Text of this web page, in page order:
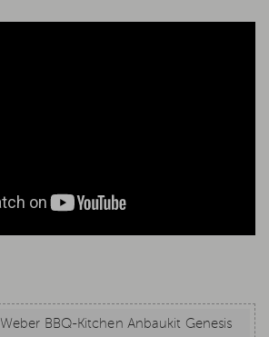
Weber BBQ-Kitchen Anbaukit Genesis